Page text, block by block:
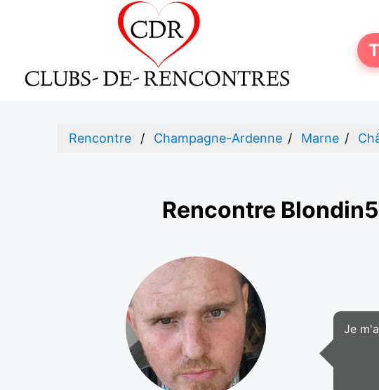
Rencontre Champagne-Ardenne Marne
Rencontre
Je